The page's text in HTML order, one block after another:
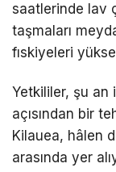
saatlerinde lav
taşmaları
fıskiyeleri
Yetkililer, şu an
açısından bir
Kilauea, hâlen
arasında yer